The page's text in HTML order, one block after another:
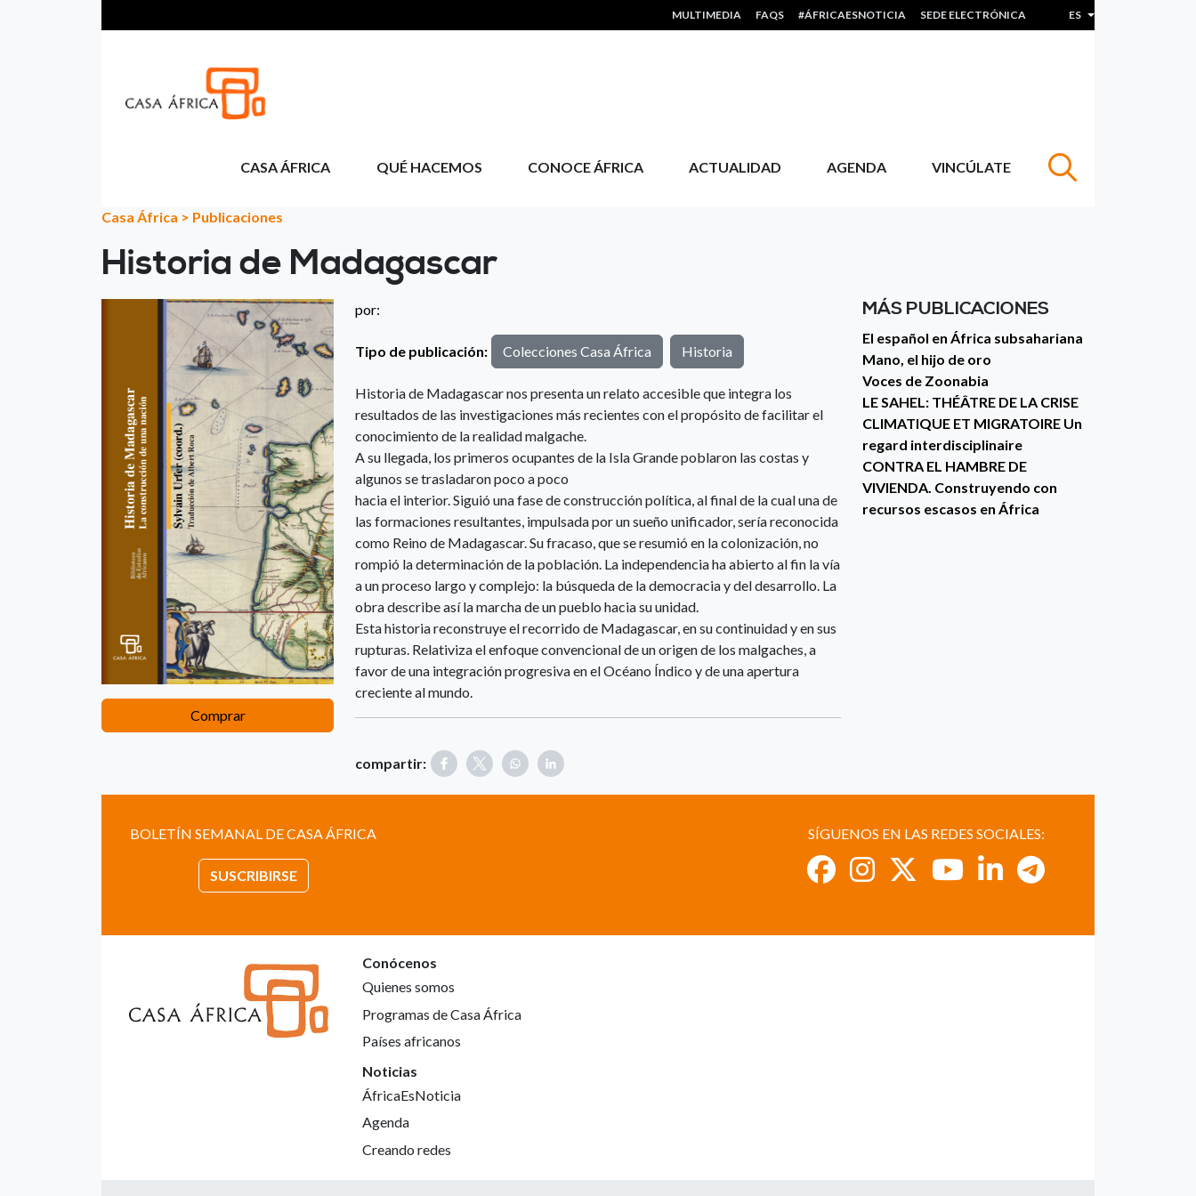
HEADER MENU
MULTIMEDIA FAQS #ÁFRICAESNOTICIA SEDE ELECTRÓNICA ES Lista adicional de
CASA ÁFRICA QUÉ HACEMOS CONOCE ÁFRICA ACTUALIDAD AGENDA VINCÚLATE
Casa África > Publicaciones
Historia de Madagascar
Comprar
por:
Tipo de publicación: Colecciones Casa África Historia
Historia de Madagascar nos presenta un relato accesible que integra los
resultados de las investigaciones más recientes con el propósito de facilitar el
conocimiento de la realidad malgache.
A su llegada, los primeros ocupantes de la Isla Grande poblaron las costas y
algunos se trasladaron poco a poco
hacia el interior. Siguió una fase de construcción política, al final de la cual una de
las formaciones resultantes, impulsada por un sueño unificador, sería reconocida
como Reino de Madagascar. Su fracaso, que se resumió en la colonización, no
rompió la determinación de la población. La independencia ha abierto al fin la vía
a un proceso largo y complejo: la búsqueda de la democracia y del desarrollo. La
obra describe así la marcha de un pueblo hacia su unidad.
Esta historia reconstruye el recorrido de Madagascar, en su continuidad y en sus
rupturas. Relativiza el enfoque convencional de un origen de los malgaches, a
favor de una integración progresiva en el Océano Índico y de una apertura
creciente al mundo.
compartir:
MÁS PUBLICACIONES
El español en África subsahariana
Mano, el hijo de oro
Voces de Zoonabia
LE SAHEL: THÉÂTRE DE LA CRISE
CLIMATIQUE ET MIGRATOIRE Un
regard interdisciplinaire
CONTRA EL HAMBRE DE
VIVIENDA. Construyendo con
recursos escasos en África
BOLETÍN SEMANAL DE CASA ÁFRICA
SUSCRIBIRSE
SÍGUENOS EN LAS REDES SOCIALES:
Conócenos
Quienes somos
Programas de Casa África
Países africanos
Noticias
ÁfricaEsNoticia
Agenda
Creando redes